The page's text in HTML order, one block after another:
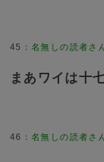
45 ：名無しの読者さ
まあワイは十
46 ：名無しの読者さ